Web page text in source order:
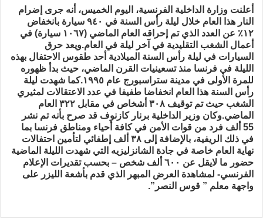
أعلنت وزارة الداخلية الفرنسية، اليوم الخميس، أنه جرى إضرام
النار هذا العام خلال ليلة رأس السنة في ٩٤٠ سيارة بانخفاض
١٢٪ عن العدد الذي تم إحراقه العام الماضي (١٠٦٧ سيارة) في
أعمال الشغب التقليدية في آخر ليلة في العام.ويعد حرق
السيارات في ليلة رأس السنة الميلادية أحد طقوس الاحتفال بهذه
الليلة في فرنسا منذ تسعينيات القرن الماضي، حيث بدأ ظهوره
للمرة الأولى في مدينة ستراسبورج عام ١٩٩٥.كما شهدت ليلة
رأس السنة هذا العام انخفاضا طفيفا في عدد الاعتقالات لمثيري
الشغب حيث تم توقيف ٣٠٨ أشخاص في مقابل ٣٢٢ العام
الماضي.وكان وزير الداخلية برنار كازنوف قد صرح بأنه تم نشر
55 ألف فرد من قوات الأمن في كافة أحياء ومناطق فرنسا بما
في ذلك الريفية، بالإضافة إلى ٣٨ ألف إطفائي لتأمين احتفالات
نهاية العام خاصة في جادة الشانزليزيه التي شهدت الليلة الماضية
حضور ما لايقل عن ٦٠٠ ألف شخص – بحسب تقديرات الإعلام
الفرنسي- لمشاهدة العرض المبهر الذي قدم بأشعة الليزر على
واجهة معلم ” قوس النصر”.